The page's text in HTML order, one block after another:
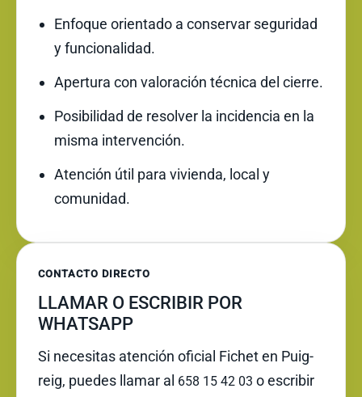
Enfoque orientado a conservar seguridad
y funcionalidad.
Apertura con valoración técnica del cierre.
Posibilidad de resolver la incidencia en la
misma intervención.
Atención útil para vivienda, local y
comunidad.
CONTACTO DIRECTO
LLAMAR O ESCRIBIR POR
WHATSAPP
Si necesitas atención oficial Fichet en Puig-
reig, puedes llamar al 658 15 42 03 o escribir